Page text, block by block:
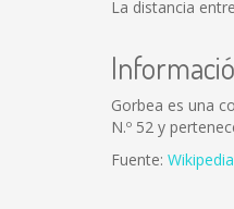
La distancia
Gorbea es una
N.º 52 y
Fuente: Wikipedia